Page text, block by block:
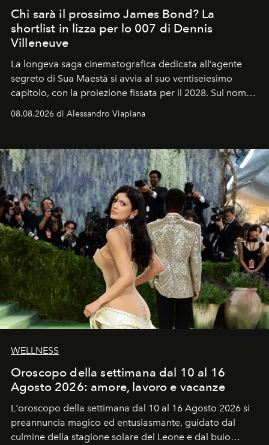
Chi sarà il prossimo James Bond? La
shortlist in lizza per lo 007 di Dennis
Villeneuve
La longeva saga cinematografica dedicata all’agente
segreto di Sua Maestà si avvia al suo ventiseiesimo
capitolo, con la proiezione fissata per il 2028. Sul nome
dell’attore chiamato a raccogliere l’eredità di Daniel
Craig, però, regna ancora il più assoluto riserbo.
08.08.2026 di Alessandro Viapiana
WELLNESS
Oroscopo della settimana dal 10 al 16
Agosto 2026: amore, lavoro e vacanze
L'oroscopo della settimana dal 10 al 16 Agosto 2026 si
preannuncia magico ed entusiasmante, guidato dal
culmine della stagione solare del Leone e dal buio